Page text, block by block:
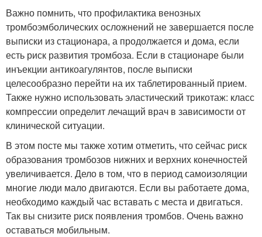
Важно помнить, что профилактика венозных
тромбоэмболических осложнений не завершается после
выписки из стационара, а продолжается и дома, если
есть риск развития тромбоза. Если в стационаре были
инъекции антикоагулянтов, после выписки
целесообразно перейти на их таблетированный прием.
Также нужно использовать эластический трикотаж: класс
компрессии определит лечащий врач в зависимости от
клинической ситуации.
В этом посте мы также хотим отметить, что сейчас риск
образования тромбозов нижних и верхних конечностей
увеличивается. Дело в том, что в период самоизоляции
многие люди мало двигаются. Если вы работаете дома,
необходимо каждый час вставать с места и двигаться.
Так вы снизите риск появления тромбов. Очень важно
оставаться мобильным.